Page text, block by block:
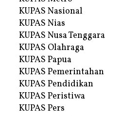
KUPAS Nasional
KUPAS Nias
KUPAS Nusa Tenggara
KUPAS Olahraga
KUPAS Papua
KUPAS Pemerintahan
KUPAS Pendidikan
KUPAS Peristiwa
KUPAS Pers